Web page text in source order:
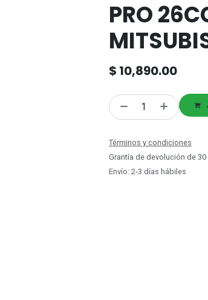
PRO
$ 10,890.00
Términos y condiciones
Grantía de devolución de
Envío: 2-3 días hábiles